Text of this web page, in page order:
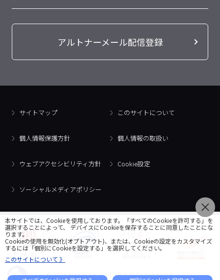
アルトナーメール配信登録
サイトマップ このサイトについて
個人情報保護方針 個人情報の取扱い
ウェブアクセシビリティ方針 Cookie設定
ソーシャルメディアポリシー
© 2018 Artner Co., Ltd. All Rights Reserved.
本サイトでは、Cookieを使用しております。「すべてのCookieを許可する」を
選択することによって、 デバイスにCookieを保存することに同意したことにな
ります。
Cookieの使用を無効化(オプトアウト)、または、Cookieの設定をカスタマイズ
するには「個別にCookieを設定する」を選択してください。
このサイトについて 》